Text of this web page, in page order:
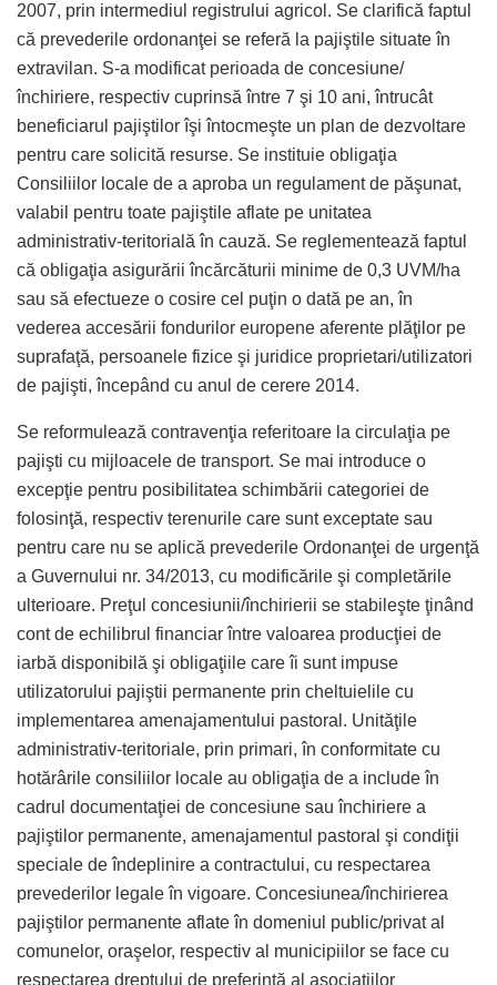
2007, prin intermediul registrului agricol. Se clarifică faptul
că prevederile ordonanţei se referă la pajiştile situate în
extravilan. S-a modificat perioada de concesiune/
închiriere, respectiv cuprinsă între 7 şi 10 ani, întrucât
beneficiarul pajiştilor îşi întocmeşte un plan de dezvoltare
pentru care solicită resurse. Se instituie obligaţia
Consiliilor locale de a aproba un regulament de păşunat,
valabil pentru toate pajiştile aflate pe unitatea
administrativ-teritorială în cauză. Se reglementează faptul
că obligaţia asigurării încărcăturii minime de 0,3 UVM/ha
sau să efectueze o cosire cel puţin o dată pe an, în
vederea accesării fondurilor europene aferente plăţilor pe
suprafaţă, persoanele fizice şi juridice proprietari/utilizatori
de pajişti, începând cu anul de cerere 2014.
Se reformulează contravenţia referitoare la circulaţia pe
pajişti cu mijloacele de transport. Se mai introduce o
excepţie pentru posibilitatea schimbării categoriei de
folosinţă, respectiv terenurile care sunt exceptate sau
pentru care nu se aplică prevederile Ordonanţei de urgenţă
a Guvernului nr. 34/2013, cu modificările şi completările
ulterioare. Preţul concesiunii/închirierii se stabileşte ţinând
cont de echilibrul financiar între valoarea producţiei de
iarbă disponibilă şi obligaţiile care îi sunt impuse
utilizatorului pajiştii permanente prin cheltuielile cu
implementarea amenajamentului pastoral. Unităţile
administrativ-teritoriale, prin primari, în conformitate cu
hotărârile consiliilor locale au obligaţia de a include în
cadrul documentaţiei de concesiune sau închiriere a
pajiştilor permanente, amenajamentul pastoral şi condiţii
speciale de îndeplinire a contractului, cu respectarea
prevederilor legale în vigoare. Concesiunea/închirierea
pajiştilor permanente aflate în domeniul public/privat al
comunelor, oraşelor, respectiv al municipiilor se face cu
respectarea dreptului de preferinţă al asociaţiilor